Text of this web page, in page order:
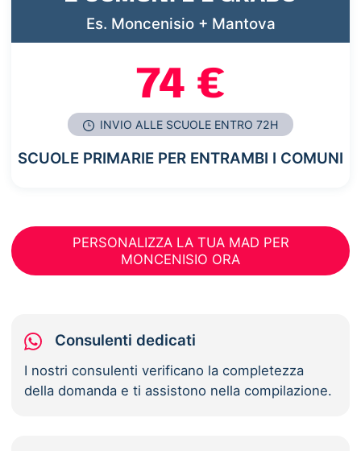
Es. Moncenisio + Mantova
74 €
INVIO ALLE SCUOLE ENTRO 72H
SCUOLE PRIMARIE PER ENTRAMBI I COMUNI
PERSONALIZZA LA TUA MAD PER
MONCENISIO ORA
Consulenti dedicati
I nostri consulenti verificano la completezza
della domanda e ti assistono nella compilazione.